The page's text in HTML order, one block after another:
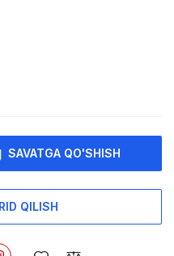
SAVATGA QO'SHISH
QILISH